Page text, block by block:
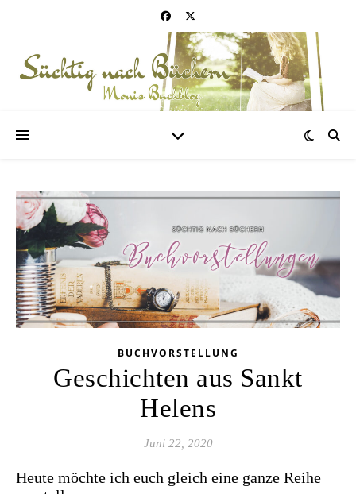
BUCHVORSTELLUNG
Geschichten aus Sankt
Helens
Juni 22, 2020
Heute möchte ich euch gleich eine ganze Reihe